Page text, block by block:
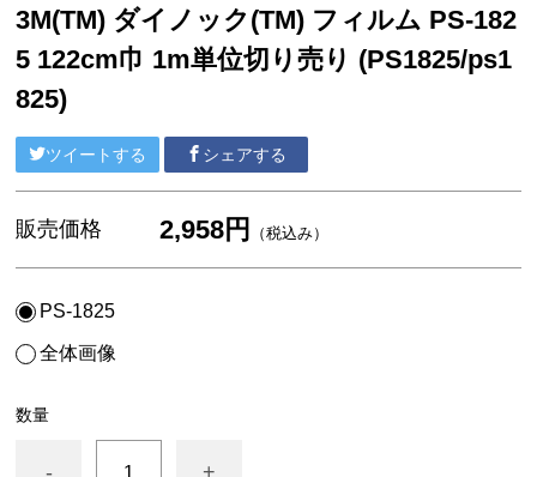
ソフト巾木
サンゲツ
中川ケミカル
フォグラス
3M(TM) ダイノック(TM) フィルム PS-182
5 122cm巾 1m単位切り売り (PS1825/ps1
825)
ツイートする シェアする
販売価格 2,958円 （税込み）
PS-1825
全体画像
数量
- +